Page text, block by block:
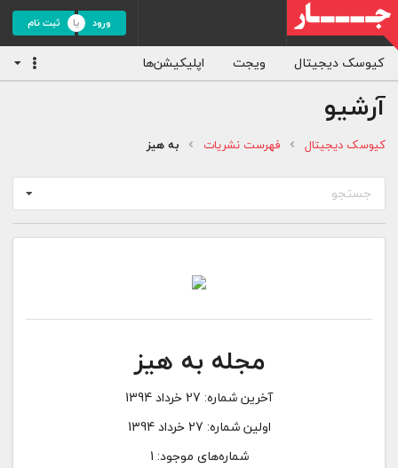
ورود ثبت نام
کیوسک دیجیتال ویجت اپلیکیشن‌ها
آرشیو
کیوسک دیجیتال فهرست نشریات به هیز
جستجو
مجله به هیز
آخرین شماره: 27 خرداد 1394
اولین شماره: 27 خرداد 1394
شماره‌های موجود: 1